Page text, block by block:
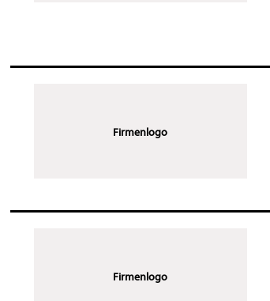
Firmenlogo
Firmenlogo